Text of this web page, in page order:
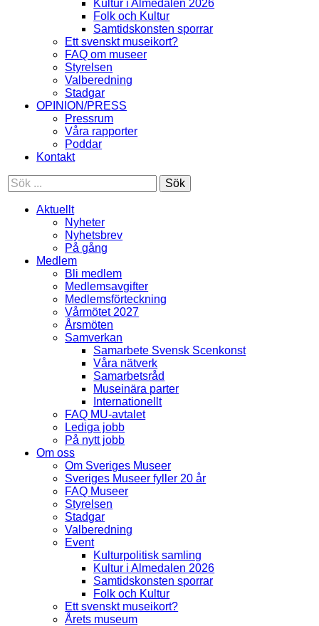
Kultur i Almedalen 2026
Folk och Kultur
Samtidskonsten sporrar
Ett svenskt museikort?
FAQ om museer
Styrelsen
Valberedning
Stadgar
OPINION/PRESS
Pressrum
Våra rapporter
Poddar
Kontakt
Sök
Aktuellt
Nyheter
Nyhetsbrev
På gång
Medlem
Bli medlem
Medlemsavgifter
Medlemsförteckning
Vårmötet 2027
Årsmöten
Samverkan
Samarbete Svensk Scenkonst
Våra nätverk
Samarbetsråd
Museinära parter
Internationellt
FAQ MU-avtalet
Lediga jobb
På nytt jobb
Om oss
Om Sveriges Museer
Sveriges Museer fyller 20 år
FAQ Museer
Styrelsen
Stadgar
Valberedning
Event
Kulturpolitisk samling
Kultur i Almedalen 2026
Samtidskonsten sporrar
Folk och Kultur
Ett svenskt museikort?
Årets museum